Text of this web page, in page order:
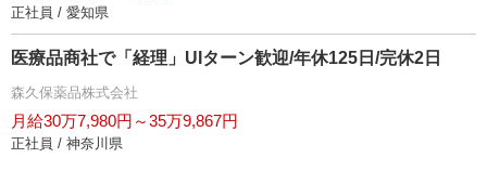
正社員 / 愛知県
医療品商社で「経理」UIターン歓迎/年休125日/完休2日
森久保薬品株式会社
月給30万7,980円～35万9,867円
正社員 / 神奈川県